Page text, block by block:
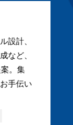
設計、
など、
。集
手伝い